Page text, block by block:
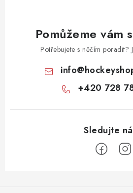
Pomůžeme vám
Potřebujete s něčím poradit?
info@
+420 728